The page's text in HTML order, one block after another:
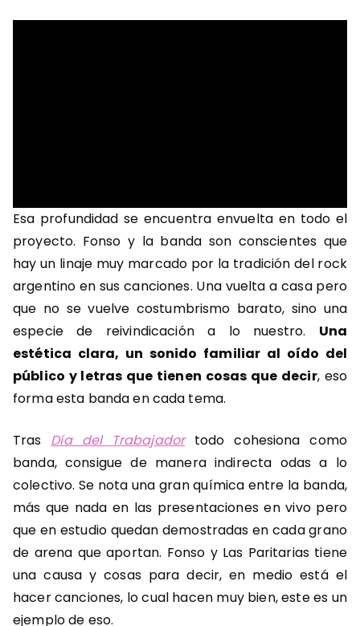
Esa profundidad se encuentra envuelta en todo el
proyecto. Fonso y la banda son conscientes que
hay un linaje muy marcado por la tradición del rock
argentino en sus canciones. Una vuelta a casa pero
que no se vuelve costumbrismo barato, sino una
especie de reivindicación a lo nuestro. Una
estética clara, un sonido familiar al oído del
público y letras que tienen cosas que decir, eso
forma esta banda en cada tema.
Tras Día del Trabajadortodo cohesiona como
banda, consigue de manera indirecta odas a lo
colectivo. Se nota una gran química entre la banda,
más que nada en las presentaciones en vivo pero
que en estudio quedan demostradas en cada grano
de arena que aportan. Fonso y Las Paritarias tiene
una causa y cosas para decir, en medio está el
hacer canciones, lo cual hacen muy bien, este es un
ejemplo de eso.